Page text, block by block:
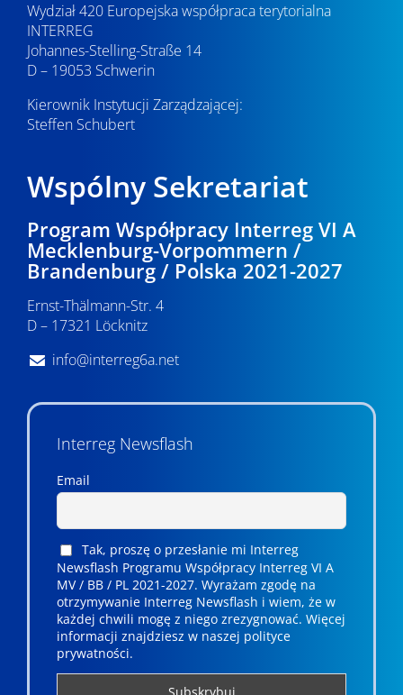
Wydział 420 Europejska współpraca terytorialna
INTERREG
Johannes-Stelling-Straße 14
D – 19053 Schwerin
Kierownik Instytucji Zarządzającej:
Steffen Schubert
Wspólny Sekretariat
Program Współpracy Interreg VI A
Mecklenburg-Vorpommern /
Brandenburg / Polska 2021-2027
Ernst-Thälmann-Str. 4
D – 17321 Löcknitz
info@interreg6a.net
Interreg Newsflash
Email
Tak, proszę o przesłanie mi Interreg
Newsflash Programu Współpracy Interreg VI A
MV / BB / PL 2021-2027. Wyrażam zgodę na
otrzymywanie Interreg Newsflash i wiem, że w
każdej chwili mogę z niego zrezygnować. ­­Więcej
informacji znajdziesz w naszej polityce
prywatności.